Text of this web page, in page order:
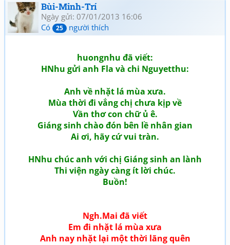
Bùi-Minh-Trí
Ngày gửi: 07/01/2013 16:06
Có
25 người thích
huongnhu đã viết:
HNhu gửi anh Fla và chi Nguyetthu:
Anh về nhặt lá mùa xưa.
Mùa thời đi vắng chị chưa kịp về
Vần thơ con chữ ủ ê.
Giáng sinh chào đón bên lề nhân gian
Ai ơi, hãy cứ vui tràn.
HNhu chúc anh với chị Giáng sinh an lành
Thi viện ngày càng ít lời chúc.
Buồn!
Ngh.Mai đã viết
Em đi nhặt lá mùa xưa
Anh nay nhặt lại một thời lãng quên